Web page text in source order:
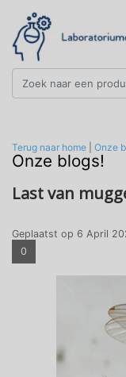
Terug naar home Onze
Onze blogs!
Last van
Geplaatst op 6 April
0